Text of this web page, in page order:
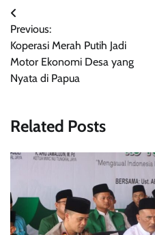
Navigasi
pos
Previous:
Koperasi Merah Putih Jadi
Motor Ekonomi Desa yang
Nyata di Papua
Related Posts